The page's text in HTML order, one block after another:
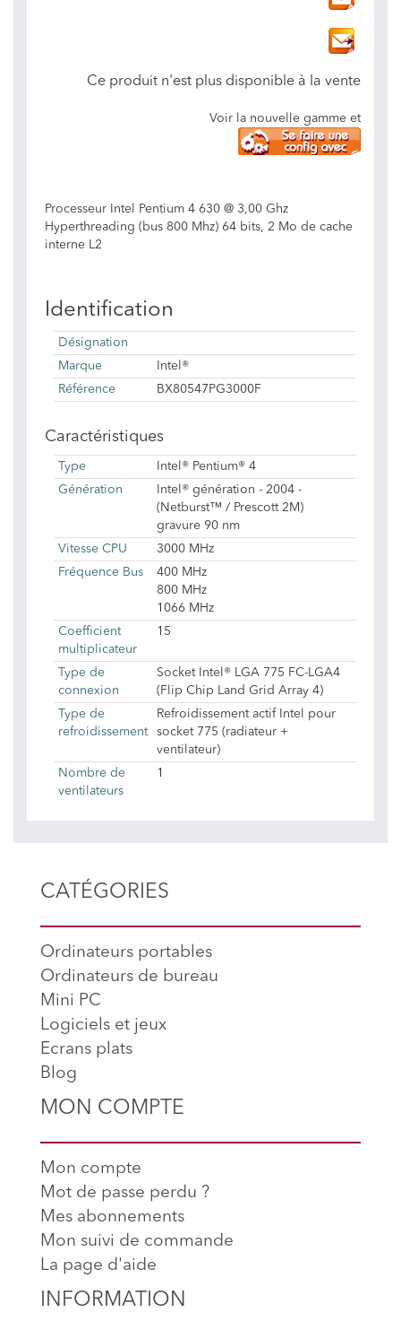
Ce produit n'est plus disponible à la vente
Voir la nouvelle gamme et
Processeur Intel Pentium 4 630 @ 3,00 Ghz
Hyperthreading (bus 800 Mhz) 64 bits, 2 Mo de cache
interne L2
Identification
Désignation
Marque
Intel®
Référence
BX80547PG3000F
Caractéristiques
Type
Intel® Pentium® 4
Génération
Intel® génération - 2004 -
(Netburst™ / Prescott 2M)
gravure 90 nm
Vitesse CPU
3000 MHz
Fréquence Bus
400 MHz
800 MHz
1066 MHz
Coefficient
multiplicateur
15
Type de
connexion
Socket Intel® LGA 775 FC-LGA4
(Flip Chip Land Grid Array 4)
Type de
refroidissement
Refroidissement actif Intel pour
socket 775 (radiateur +
ventilateur)
Nombre de
ventilateurs
1
CATÉGORIES
Ordinateurs portables
Ordinateurs de bureau
Mini PC
Logiciels et jeux
Ecrans plats
Blog
MON COMPTE
Mon compte
Mot de passe perdu ?
Mes abonnements
Mon suivi de commande
La page d'aide
INFORMATION